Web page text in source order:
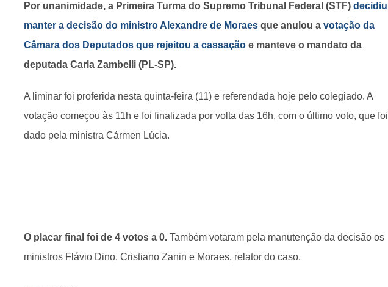
Por unanimidade, a Primeira Turma do Supremo Tribunal Federal (STF) decidiu
manter a decisão do ministro Alexandre de Moraes que anulou a votação da
Câmara dos Deputados que rejeitou a cassação e manteve o mandato da
deputada Carla Zambelli (PL-SP).
A liminar foi proferida nesta quinta-feira (11) e referendada hoje pelo colegiado. A
votação começou às 11h e foi finalizada por volta das 16h, com o último voto, que foi
dado pela ministra Cármen Lúcia.
O placar final foi de 4 votos a 0. Também votaram pela manutenção da decisão os
ministros Flávio Dino, Cristiano Zanin e Moraes, relator do caso.